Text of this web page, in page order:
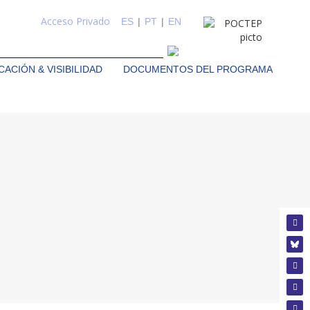
Acceso Privado ES | PT | EN
& VISIBILIDAD DOCUMENTOS DEL PROGRAMA